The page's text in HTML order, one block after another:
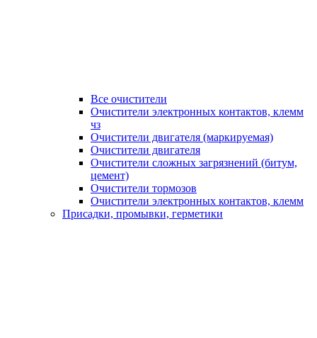
Все очистители
Очистители электронных контактов, клемм
чз
Очистители двигателя (маркируемая)
Очистители двигателя
Очистители сложных загрязнений (битум,
цемент)
Очистители тормозов
Очистители электронных контактов, клемм
Присадки, промывки, герметики